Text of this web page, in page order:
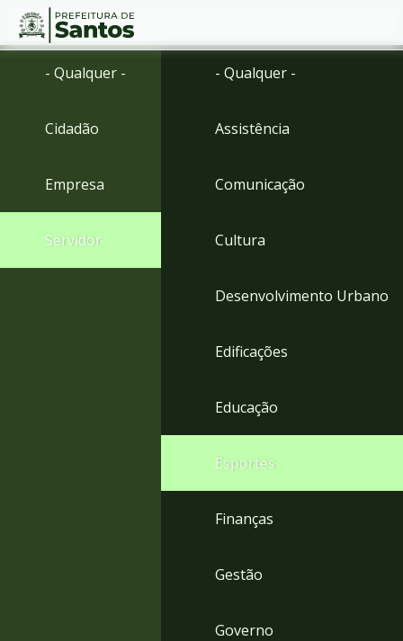
Ir
menu
para
Conteúdo
- Qualquer -
Cidadão
Empresa
Servidor
- Qualquer -
Assistência
Comunicação
Cultura
Desenvolvimento Urbano
Edificações
Educação
Esportes
Finanças
Gestão
Governo